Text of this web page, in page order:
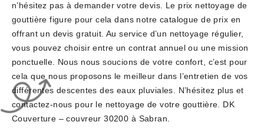
n’hésitez pas à demander votre devis. Le prix nettoyage de
gouttière figure pour cela dans notre catalogue de prix en
offrant un devis gratuit. Au service d’un nettoyage régulier,
vous pouvez choisir entre un contrat annuel ou une mission
ponctuelle. Nous nous soucions de votre confort, c’est pour
cela que nous proposons le meilleur dans l’entretien de vos
différentes descentes des eaux pluviales. N’hésitez plus et
contactez-nous pour le nettoyage de votre gouttière. DK
Couverture – couvreur 30200 à Sabran.